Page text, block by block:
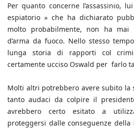
Per quanto concerne l’assassinio,
espiatorio » che ha dichiarato
molto probabilmente, non ha mai
d’arma da fuoco. Nello stesso
lunga storia di rapporti col
certamente ucciso Oswald per farlo
Molti altri potrebbero avere subito la
tanto audaci da colpire il
avrebbero certo esitato a
proteggersi dalle conseguenze